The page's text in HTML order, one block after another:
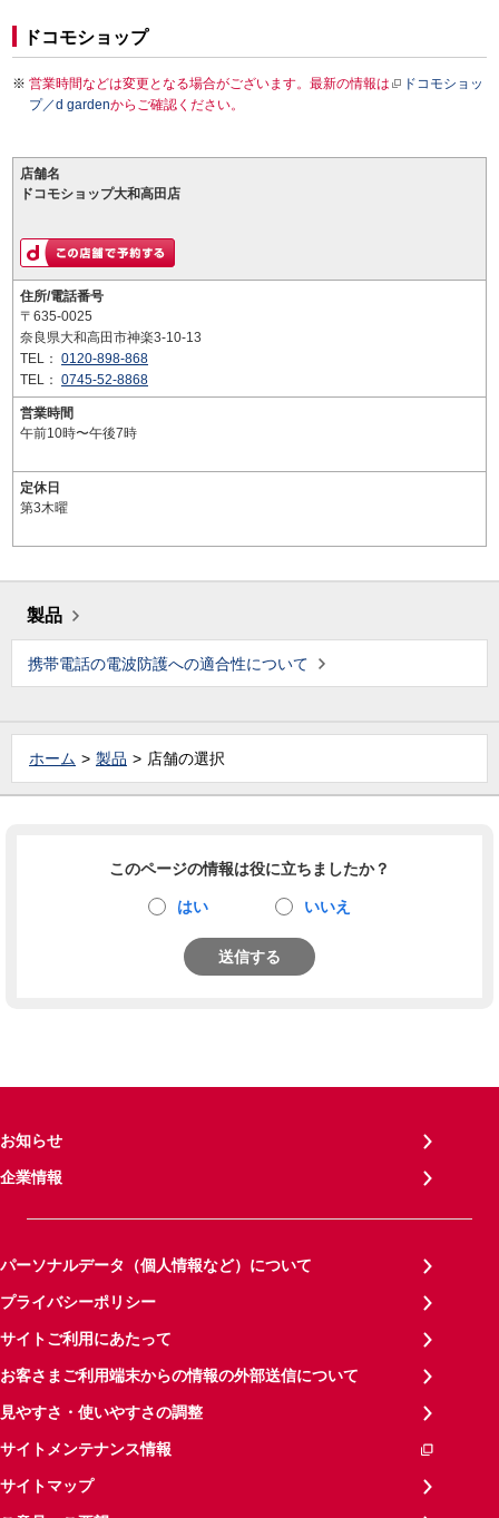
ドコモショップ
営業時間などは変更となる場合がございます。最新の情報は
ドコモショッ
プ／d gardenからご確認ください。
店舗名
ドコモショップ大和高田店
住所/電話番号
〒635-0025
奈良県大和高田市神楽3-10-13
TEL： 0120-898-868
TEL： 0745-52-8868
営業時間
午前10時〜午後7時
定休日
第3木曜
製品
携帯電話の電波防護への適合性について
ホーム 製品 店舗の選択
このページの情報は役に立ちましたか？
はい いいえ
送信する
お知らせ
企業情報
パーソナルデータ（個人情報など）について
プライバシーポリシー
サイトご利用にあたって
お客さまご利用端末からの情報の外部送信について
見やすさ・使いやすさの調整
サイトメンテナンス情報
サイトマップ